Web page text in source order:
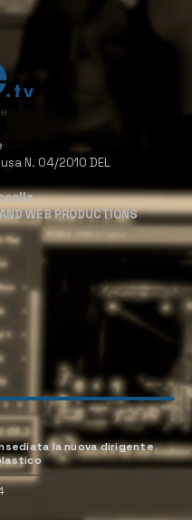
N. 04/2010 DEL
WEB PRODUCTIONS
la nuova dirigente